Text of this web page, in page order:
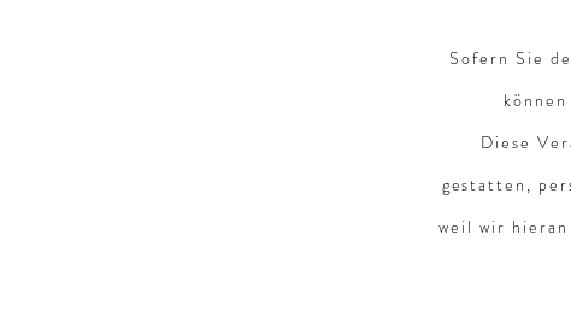
Sofern Sie
Diese
gestatten,
weil wir hieran